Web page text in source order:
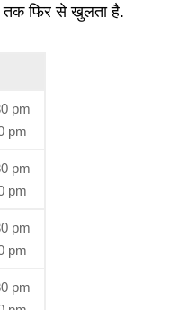
फिर से खुलता है.
pm
pm
pm
pm
pm
pm
pm